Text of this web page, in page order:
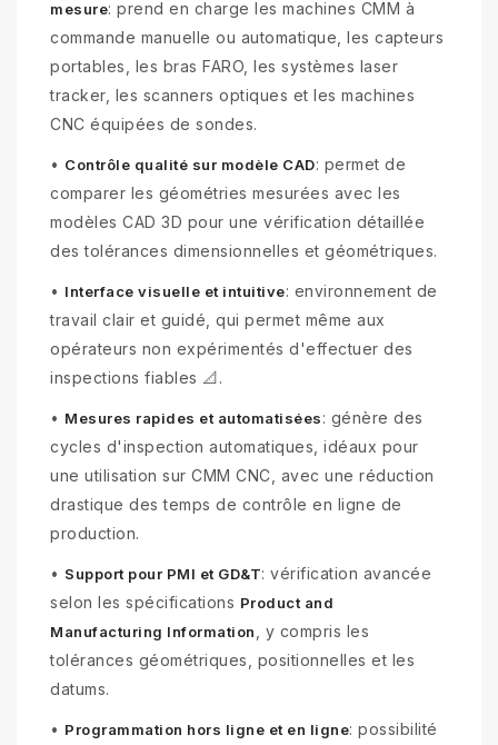
mesure: prend en charge les machines CMM à
commande manuelle ou automatique, les capteurs
portables, les bras FARO, les systèmes laser
tracker, les scanners optiques et les machines
CNC équipées de sondes.
• Contrôle qualité sur modèle CAD: permet de
comparer les géométries mesurées avec les
modèles CAD 3D pour une vérification détaillée
des tolérances dimensionnelles et géométriques.
• Interface visuelle et intuitive: environnement de
travail clair et guidé, qui permet même aux
opérateurs non expérimentés d'effectuer des
inspections fiables 📐.
• Mesures rapides et automatisées: génère des
cycles d'inspection automatiques, idéaux pour
une utilisation sur CMM CNC, avec une réduction
drastique des temps de contrôle en ligne de
production.
• Support pour PMI et GD&T: vérification avancée
selon les spécifications Product and
Manufacturing Information
, y compris les
tolérances géométriques, positionnelles et les
datums.
• Programmation hors ligne et en ligne: possibilité